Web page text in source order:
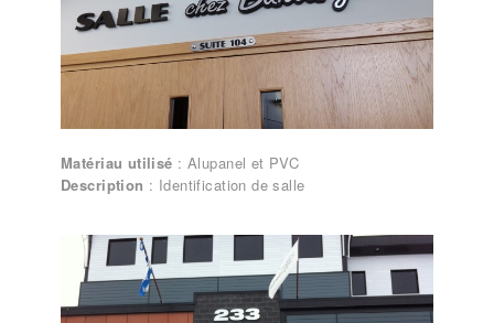
Matériau utilisé : Alupanel et PVC
Description : Identification de salle
personnalisée